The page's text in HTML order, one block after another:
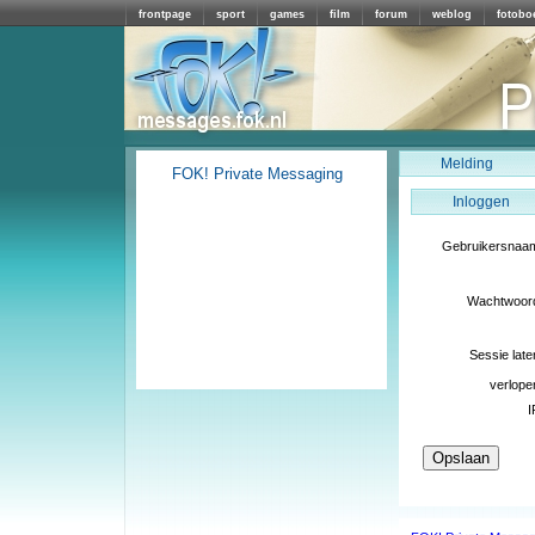
frontpage sport games film forum weblog
Melding
Inloggen
Sessie
FOK! Private Messaging